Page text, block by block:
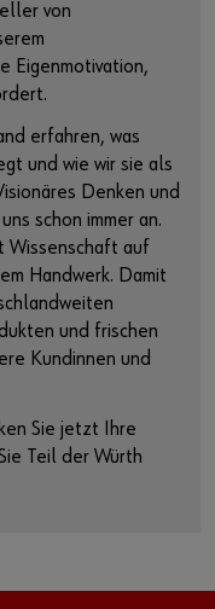
von
Eigenmotivation,
erfahren, was
und wie wir sie als
Denken und
schon immer an.
Wissenschaft auf
Handwerk. Damit
und frischen
Kundinnen und
Sie jetzt Ihre
Teil der Würth